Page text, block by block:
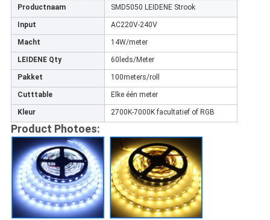
Productnaam SMD5050 LEIDENE Strook
Input AC220V-240V
Macht 14W/meter
LEIDENE Qty 60leds/Meter
Pakket 100meters/roll
Cutttable Elke één meter
Kleur 2700K-7000K facultatief of RGB
Product Photoes: